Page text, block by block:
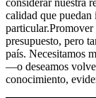
calidad que puedan
particular.Promover
presupuesto, pero
país. Necesitamos
—o deseamos
conocimiento,